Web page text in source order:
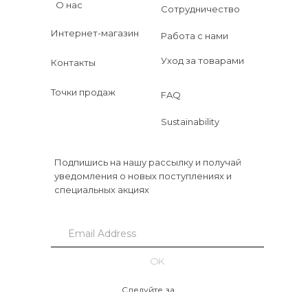
Уход за товарами
Контакты
Подпишись на нашу рассылку и получай
уведомления о новых поступлениях и
специальных акциях
Следуйте за
О нас
FAQ
Sustainability
Сотрудничество
Работа с нами
Точки продаж
Интернет-магазин
OK